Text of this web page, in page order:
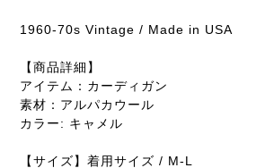
1960-70s Vintage / Made in USA
【商品詳細】
アイテム：カーディガン
素材：アルパカウール
カラー: キャメル
【サイズ】着用サイズ / M-L